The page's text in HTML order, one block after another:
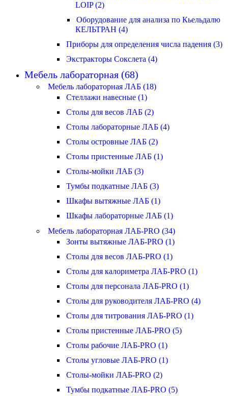
LOIP (2)
Оборудование для анализа по Кьельдалю
КЕЛЬТРАН (4)
Приборы для определения числа падения (3)
Экстракторы Сокслета (4)
Мебель лабораторная (68)
Мебель лабораторная ЛАБ (18)
Стеллажи навесные (1)
Столы для весов ЛАБ (2)
Столы лабораторные ЛАБ (4)
Столы островные ЛАБ (2)
Столы пристенные ЛАБ (1)
Столы-мойки ЛАБ (3)
Тумбы подкатные ЛАБ (3)
Шкафы вытяжные ЛАБ (1)
Шкафы лабораторные ЛАБ (1)
Мебель лабораторная ЛАБ-PRO (34)
Зонты вытяжные ЛАБ-PRO (1)
Столы для весов ЛАБ-PRO (1)
Столы для калориметра ЛАБ-PRO (1)
Столы для персонала ЛАБ-PRO (1)
Столы для руководителя ЛАБ-PRO (4)
Столы для титрования ЛАБ-PRO (1)
Столы пристенные ЛАБ-PRO (5)
Столы рабочие ЛАБ-PRO (1)
Столы угловые ЛАБ-PRO (1)
Столы-мойки ЛАБ-PRO (2)
Тумбы подкатные ЛАБ-PRO (5)